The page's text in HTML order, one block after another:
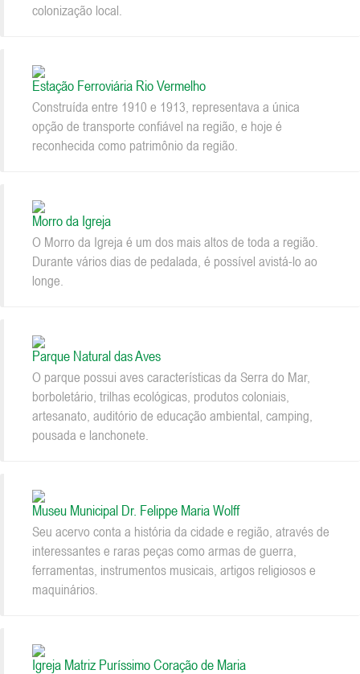
colonização local.
Estação Ferroviária Rio Vermelho
Construída entre 1910 e 1913, representava a única
opção de transporte confiável na região, e hoje é
reconhecida como patrimônio da região.
Morro da Igreja
O Morro da Igreja é um dos mais altos de toda a região.
Durante vários dias de pedalada, é possível avistá-lo ao
longe.
Parque Natural das Aves
O parque possui aves características da Serra do Mar,
borboletário, trilhas ecológicas, produtos coloniais,
artesanato, auditório de educação ambiental, camping,
pousada e lanchonete.
Museu Municipal Dr. Felippe Maria Wolff
Seu acervo conta a história da cidade e região, através de
interessantes e raras peças como armas de guerra,
ferramentas, instrumentos musicais, artigos religiosos e
maquinários.
Igreja Matriz Puríssimo Coração de Maria